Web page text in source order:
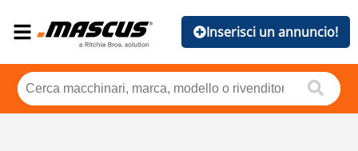
Inserisci un annuncio!